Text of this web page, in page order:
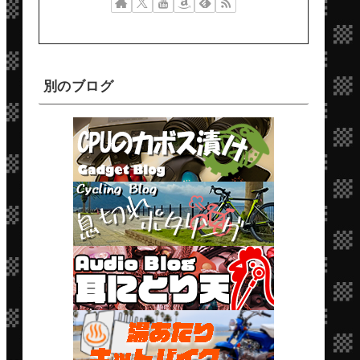
別のブログ